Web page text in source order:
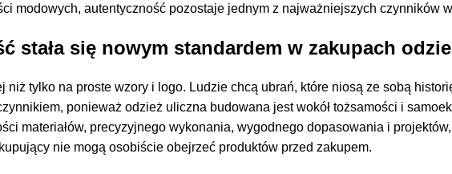
modowych, autentyczność pozostaje jednym z najważniejszych czynników
stała się nowym standardem w zakupach
niż tylko na proste wzory i logo. Ludzie chcą ubrań, które niosą ze sobą
ponieważ odzież uliczna budowana jest wokół tożsamości i
materiałów, precyzyjnego wykonania, wygodnego dopasowania i
nie mogą osobiście obejrzeć produktów przed zakupem.